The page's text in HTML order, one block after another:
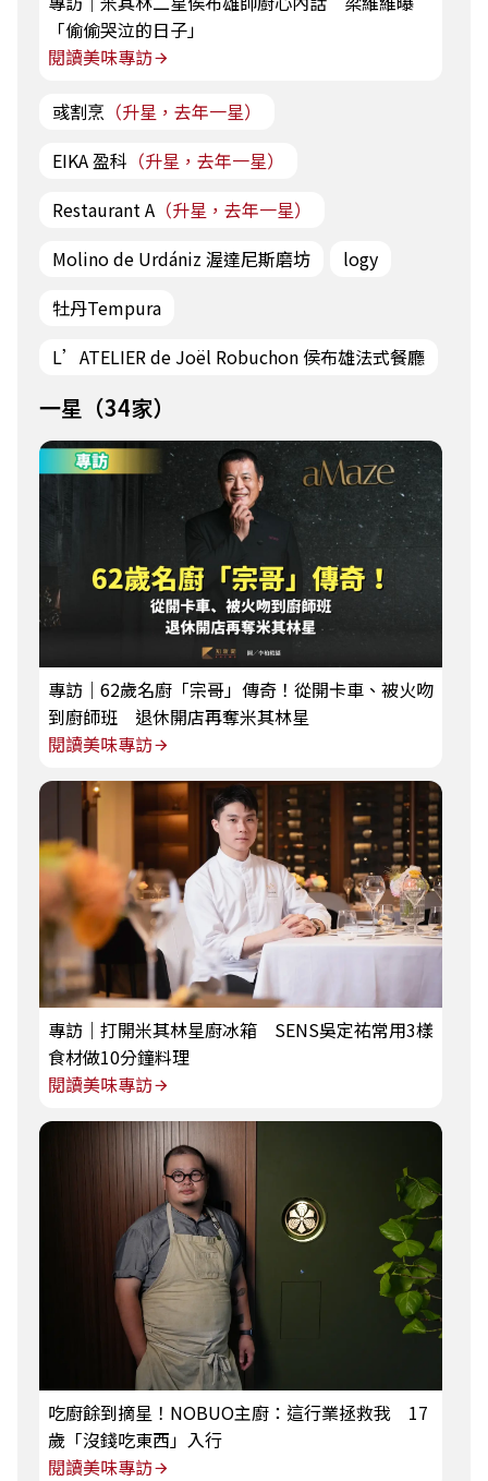
「偷偷哭泣的日子」
閱讀美味專訪
彧割烹 （升星，去年一星）
EIKA 盈科 （升星，去年一星）
Restaurant A （升星，去年一星）
Molino de Urdániz 渥達尼斯磨坊
logy
牡丹Tempura
L’ATELIER de Joël Robuchon 侯布雄法式餐廳
一星（34家）
專訪｜62歲名廚「宗哥」傳奇！從開卡車、被火吻
到廚師班 退休開店再奪米其林星
閱讀美味專訪
專訪｜打開米其林星廚冰箱 SENS吳定祐常用3樣
食材做10分鐘料理
閱讀美味專訪
吃廚餘到摘星！NOBUO主廚：這行業拯救我 17
歲「沒錢吃東西」入行
閱讀美味專訪